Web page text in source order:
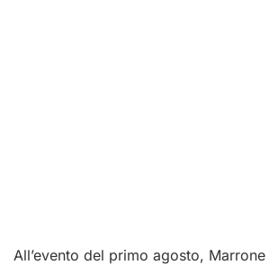
All’evento del primo agosto,